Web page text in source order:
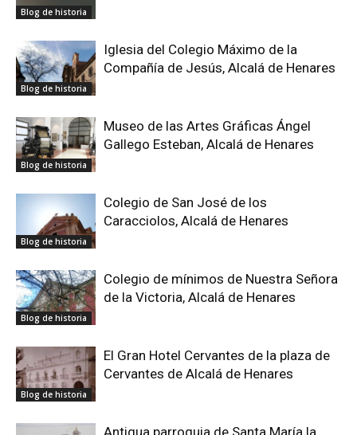
Blog de historia
Blog de historia
Iglesia del Colegio Máximo de la
Compañía de Jesús, Alcalá de Henares
Blog de historia
Museo de las Artes Gráficas Ángel
Gallego Esteban, Alcalá de Henares
Blog de historia
Colegio de San José de los
Caracciolos, Alcalá de Henares
Blog de historia
Colegio de mínimos de Nuestra Señora
de la Victoria, Alcalá de Henares
Blog de historia
El Gran Hotel Cervantes de la plaza de
Cervantes de Alcalá de Henares
Antigua parroquia de Santa María la